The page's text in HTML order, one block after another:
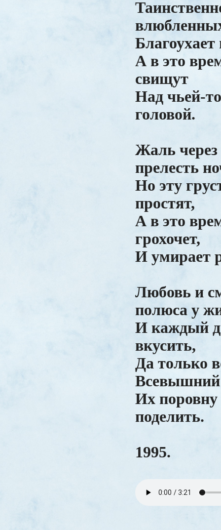
Благоухает
А в это
свищут
Над чьей-
головой.
Жаль через
прелесть
Но эту
простят,
А в это
грохочет,
И умирает
Любовь и
полюса у
И каждый
вкусить,
Да только
Всевышний
Их
поделить.
1995.